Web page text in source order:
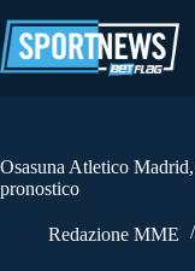
al
contenuto
Osasuna Atletico
pronostico
Redazione MME